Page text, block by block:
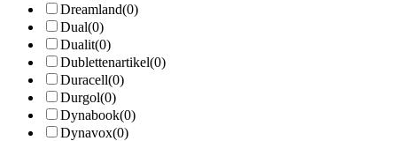
Dreamland(0)
Dual(0)
Dualit(0)
Dublettenartikel(0)
Duracell(0)
Durgol(0)
Dynabook(0)
Dynavox(0)